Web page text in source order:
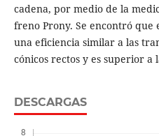
cadena, por medio de la
freno Prony. Se encontró que
una eficiencia similar a las
cónicos rectos y es superior a
DESCARGAS